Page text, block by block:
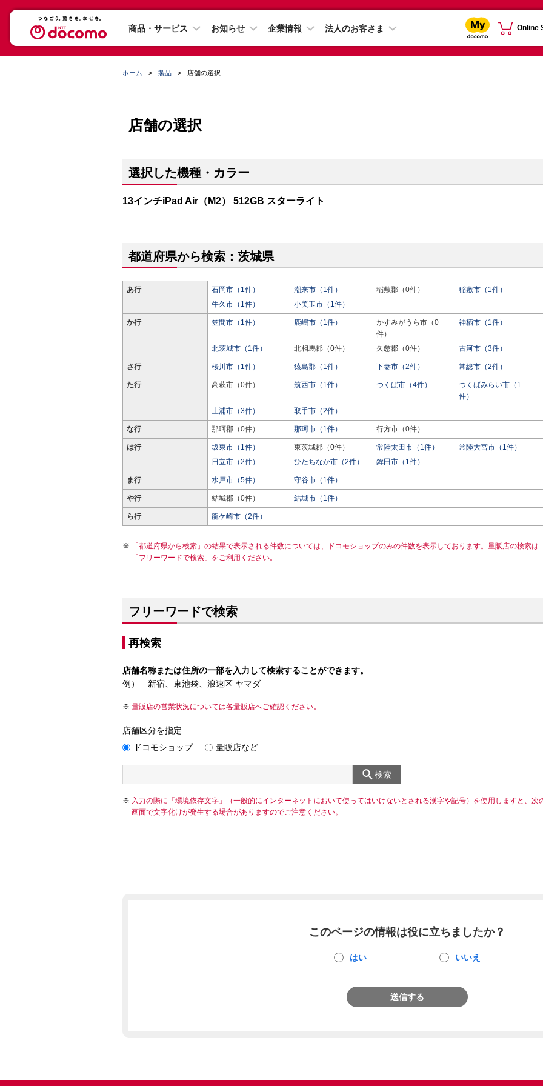
商品・サービス お知らせ 企業情報 法人のお客さま Online
ホーム 製品 店舗の選択
店舗の選択
選択した機種・カラー
13インチiPad Air（M2） 512GB スターライト
都道府県から検索：茨城県
あ行 石岡市（1件） 潮来市（1件） 稲敷郡（0件）
稲敷市（1件）
牛久市（1件）
小美玉市（1件）
か行 笠間市（1件） 鹿嶋市（1件）
かすみがうら市（0
件）
神栖市（1件）
北茨城市（1件） 北相馬郡（0件） 久慈郡（0件） 古河市（3件）
さ行 桜川市（1件） 猿島郡（1件） 下妻市（2件） 常総市（2件）
た行 高萩市（0件） 筑西市（1件） つくば市（4件）
つくばみらい市（1
件）
土浦市（3件）
取手市（2件）
な行 那珂郡（0件） 那珂市（1件） 行方市（0件）
は行 坂東市（1件） 東茨城郡（0件） 常陸太田市（1件）
常陸大宮市（1件）
日立市（2件）
ひたちなか市（2件） 鉾田市（1件）
ま行 水戸市（5件） 守谷市（1件）
や行 結城郡（0件） 結城市（1件）
ら行 龍ケ崎市（2件）
「都道府県から検索」の結果で表示される件数については、ドコモショップのみの件数を表示しております。量販店の検索は
「フリーワードで検索」をご利用ください。
フリーワードで検索
再検索
店舗名称または住所の一部を入力して検索することができます。
例） 新宿、東池袋、浪速区 ヤマダ
量販店の営業状況については各量販店へご確認ください。
店舗区分を指定
ドコモショップ
量販店など
検索
入力の際に「環境依存文字」（一般的にインターネットにおいて使ってはいけないとされる漢字や記号）を使用しますと、次
画面で文字化けが発生する場合がありますのでご注意ください。
このページの情報は役に立ちましたか？
はい いいえ
送信する